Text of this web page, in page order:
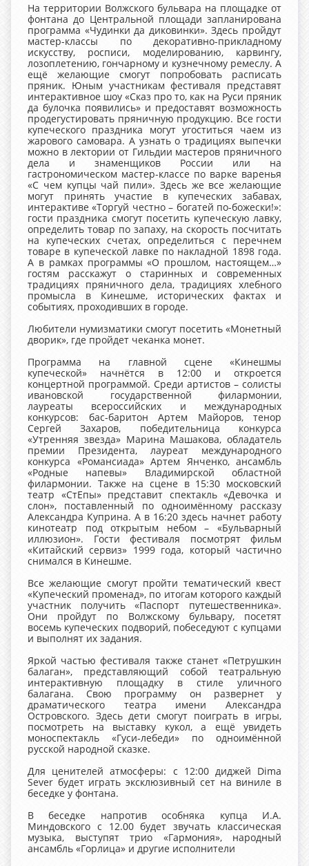
На территории Волжского бульвара на площадке от
фонтана до Центральной площади запланирована
программа «Чудинки да диковинки». Здесь пройдут
мастер-классы по декоративно-прикладному
искусству, росписи, моделированию, карвингу,
лозоплетению, гончарному и кузнечному ремеслу. А
ещё желающие смогут попробовать расписать
пряник. Юным участникам фестиваля представят
интерактивное шоу «Сказ про то, как на Руси пряник
да булочка появились» и предоставят возможность
продегустировать пряничную продукцию. Все гости
купеческого праздника могут угоститься чаем из
жарового самовара. А узнать о традициях выпечки
можно в лектории от Гильдии мастеров пряничного
дела и знаменщиков России или на
гастрономическом мастер-классе по варке варенья
«С чем купцы чай пили». Здесь же все желающие
могут принять участие в купеческих забавах,
интерактиве «Торгуй честно – богатей по-божески!»:
гости праздника смогут посетить купеческую лавку,
определить товар по запаху, на скорость посчитать
на купеческих счетах, определиться с перечнем
товаре в купеческой лавке по накладной 1898 года.
А в рамках программы «О прошлом, настоящем…»
гостям расскажут о старинных и современных
традициях пряничного дела, традициях хлебного
промысла в Кинешме, исторических фактах и
событиях, проходивших в городе.
Любители нумизматики смогут посетить «Монетный
дворик», где пройдет чеканка монет.
Программа на главной сцене «Кинешмы
купеческой» начнётся в 12:00 и откроется
концертной программой. Среди артистов – солисты
ивановской государственной филармонии,
лауреаты всероссийских и международных
конкурсов: бас-баритон Артем Майоров, тенор
Сергей Захаров, победительница конкурса
«Утренняя звезда» Марина Машакова, обладатель
премии Президента, лауреат международного
конкурса «Романсиада» Артем Янченко, ансамбль
«Родные напевы» Владимирской областной
филармонии. Также на сцене в 15:30 московский
театр «СтЕпы» представит спектакль «Девочка и
слон», поставленный по одноимённому рассказу
Александра Куприна. А в 16:20 здесь начнет работу
кинотеатр под открытым небом – «Бульварный
иллюзион». Гости фестиваля посмотрят фильм
«Китайский сервиз» 1999 года, который частично
снимался в Кинешме.
Все желающие смогут пройти тематический квест
«Купеческий променад», по итогам которого каждый
участник получить «Паспорт путешественника».
Они пройдут по Волжскому бульвару, посетят
восемь купеческих подворий, побеседуют с купцами
и выполнят их задания.
Яркой частью фестиваля также станет «Петрушкин
балаган», представляющий собой театральную
интерактивную площадку в стиле уличного
балагана. Свою программу он развернет у
драматического театра имени Александра
Островского. Здесь дети смогут поиграть в игры,
посмотреть на выставку кукол, а ещё увидеть
моноспектакль «Гуси-лебеди» по одноимённой
русской народной сказке.
Для ценителей атмосферы: с 12:00 диджей Dima
Sever будет играть эксклюзивный сет на виниле в
беседке у фонтана.
В беседке напротив особняка купца И.А.
Миндовского с 12.00 будет звучать классическая
музыка, выступят трио «Гармония», народный
ансамбль «Горлица» и другие исполнители